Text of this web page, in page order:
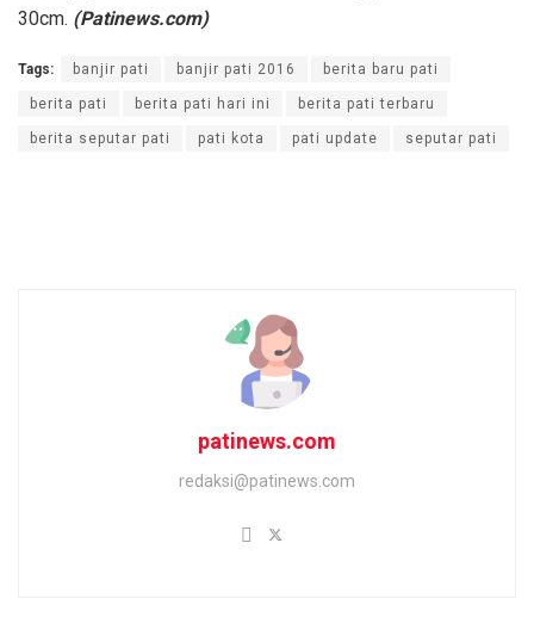
30cm. (Patinews.com)
Tags: banjir pati banjir pati 2016 berita baru pati
berita pati berita pati hari ini berita pati terbaru
berita seputar pati pati kota pati update seputar pati
patinews.com
redaksi@patinews.com